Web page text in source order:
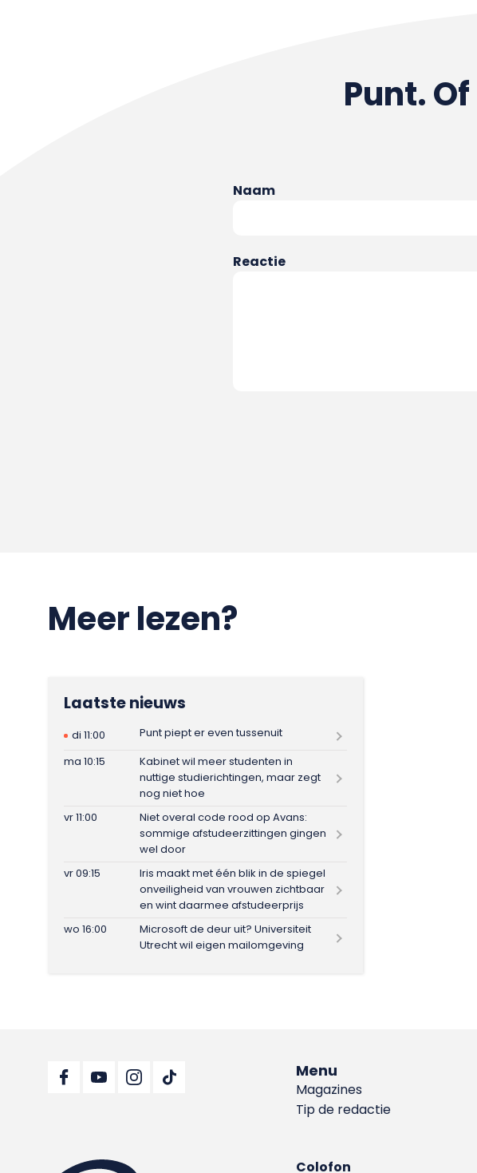
Punt.
Naam
Reactie
Meer lezen?
Laatste nieuws
di 11:00
Punt piept er even tussenuit
ma 10:15
Kabinet wil meer studenten in
nuttige studierichtingen, maar zegt
nog niet hoe
vr 11:00
Niet overal code rood op Avans:
sommige afstudeerzittingen gingen
wel door
vr 09:15
Iris maakt met één blik in de spiegel
onveiligheid van vrouwen zichtbaar
en wint daarmee afstudeerprijs
wo 16:00
Microsoft de deur uit? Universiteit
Utrecht wil eigen mailomgeving
Menu
Magazines
Tip de redactie
Colofon